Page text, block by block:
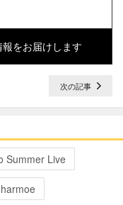
をお届けします
次の記事
Summer Live
harmoe